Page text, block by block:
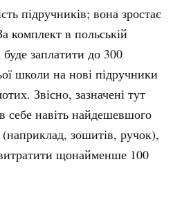
підручників; вона зростає
комплект в польській
заплатити до 300
школи на нові підручники
Звісно, зазначені тут
себе навіть найдешевшого
зошитів, ручок),
щонайменше 100